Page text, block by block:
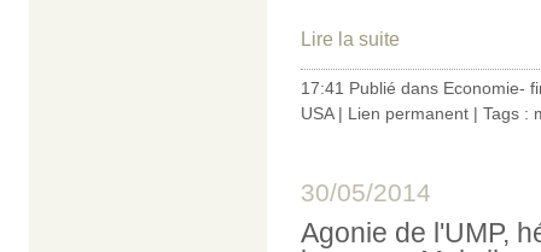
Lire la suite
17:41 Publié dans Economie-
USA| Lien permanent | Tags :
30/05/2014
Agonie de l'UMP,